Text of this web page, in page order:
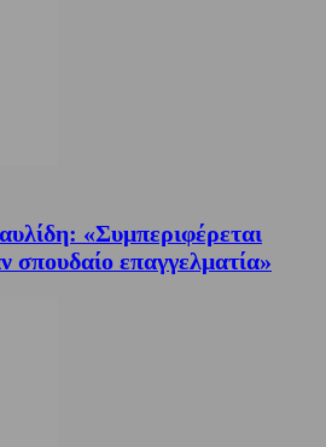
«Συμπεριφέρεται
σπουδαίο επαγγελματία»